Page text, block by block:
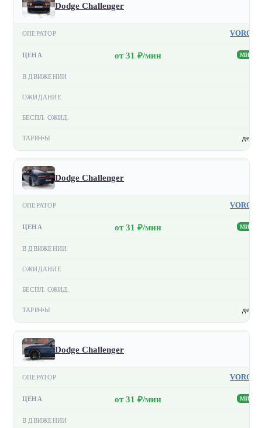
Dodge Challenger
VORON
от 31 ₽/мин МИН
день
Dodge Challenger
VORON
от 31 ₽/мин МИН
день
Dodge Challenger
VORON
от 31 ₽/мин МИН